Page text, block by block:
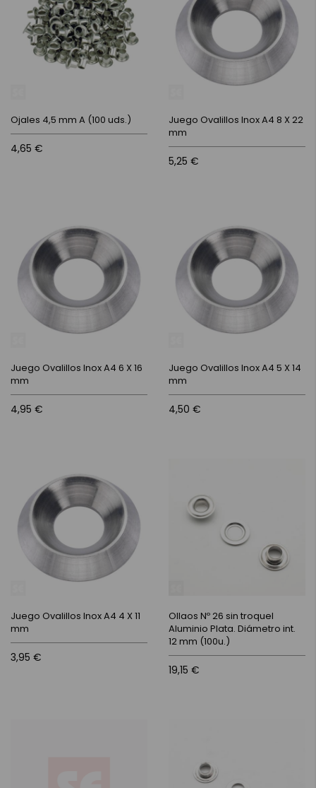
Ojales 4,5 mm A (100 uds.)
4,65 €
Juego Ovalillos Inox A4 8 X 22
mm
5,25 €
Juego Ovalillos Inox A4 6 X 16
mm
4,95 €
Juego Ovalillos Inox A4 5 X 14
mm
4,50 €
Juego Ovalillos Inox A4 4 X 11
mm
3,95 €
Ollaos Nº 26 sin troquel
Aluminio Plata. Diámetro int.
12 mm (100u.)
19,15 €